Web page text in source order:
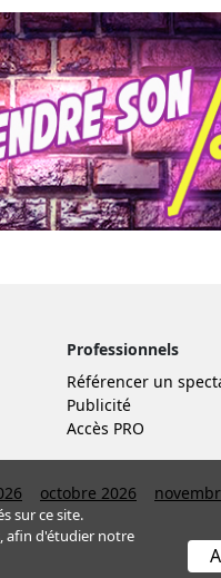
Professionnels
Référencer un
Publicité
Accès PRO
octobre 2026
sur ce site.
, afin d'étudier notre